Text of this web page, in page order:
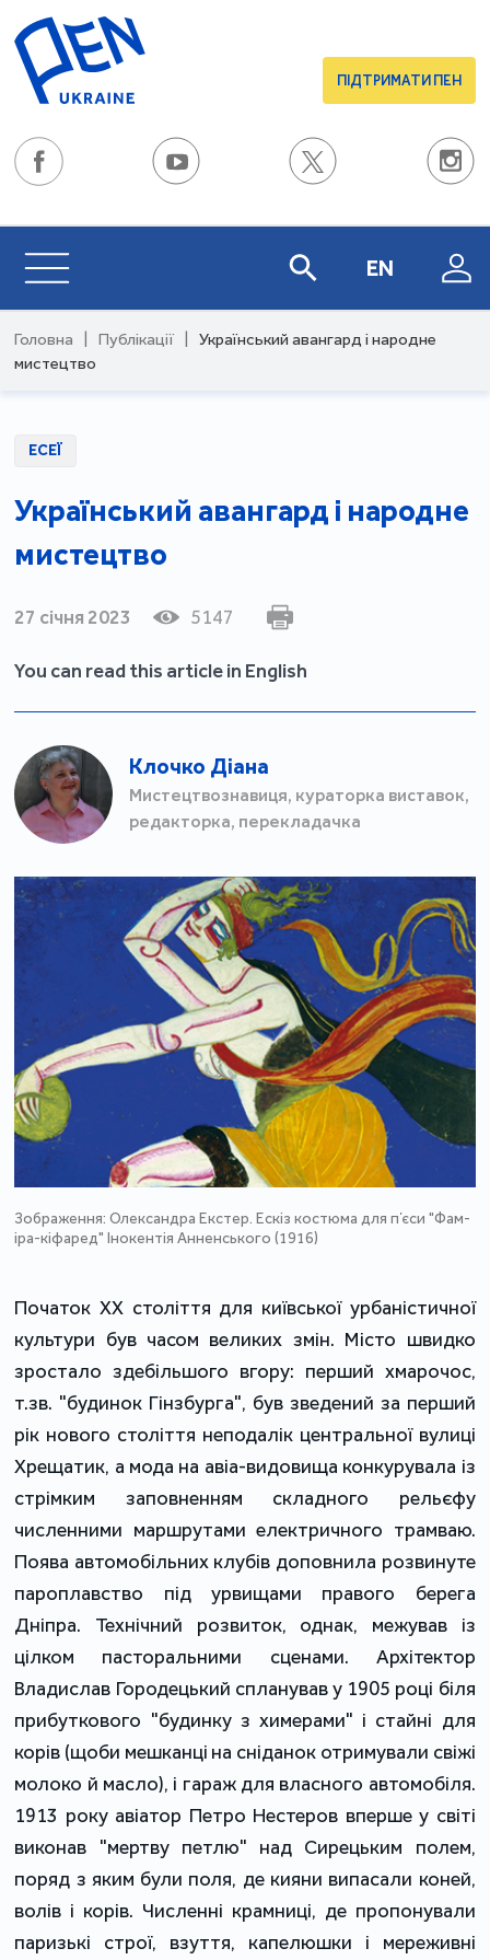
ПІДТРИМАТИ ПЕН
EN
Головна Публікації
Український авангард і народне
мистецтво
ЕСЕЇ
Український авангард і народне
мистецтво
27 січня 2023 5147
You can read this article in English
Клочко Діана
Мистецтвознавиця, кураторка виставок,
редакторка, перекладачка
Зображення: Олександра Екстер. Ескіз костюма для пʼєси "Фам­
іра-кіфаред" Інокентія Анненського (1916)
Початок ХХ століття для київської урбаністичної
культури був часом великих змін. Місто швидко
зростало здебільшого вгору: перший хмарочос,
т.зв. "будинок Гінзбурга", був зведений за перший
рік нового століття неподалік центральної вулиці
Хрещатик, а мода на авіа-видовища конкурувала із
стрімким заповненням складного рельєфу
численними маршрутами електричного трамваю.
Поява автомобільних клубів доповнила розвинуте
пароплавство під урвищами правого берега
Дніпра. Технічний розвиток, однак, межував із
цілком пасторальними сценами. Архітектор
Владислав Городецький спланував у 1905 році біля
прибуткового "будинку з химерами" і стайні для
корів (щоби мешканці на сніданок отримували свіжі
молоко й масло), і гараж для власного автомобіля.
1913 року авіатор Петро Нестеров вперше у світі
виконав "мертву петлю" над Сирецьким полем,
поряд з яким були поля, де кияни випасали коней,
волів і корів. Численні крамниці, де пропонували
паризькі строї, взуття, капелюшки і мереживні